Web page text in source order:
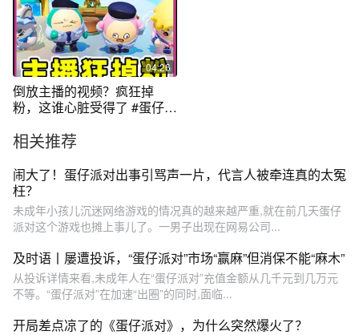
04:26
倒放主播的视频？疯狂掉
粉，这谁心脏受得了 #蛋仔派
相关推荐
闹大了！蛋仔派对出事引骂声一片，代言人被牵连真的太冤
枉？
未成年小孩儿沉迷网络游戏的情况真的越来越严重,就在前几天蛋仔
派对这个游戏也摊上事儿了。一男子出现在网易公司...
及时语丨屡遭投诉，“蛋仔派对”市场“赢麻”但消保不能“麻木”
从投诉详情来看,未成年人在“蛋仔派对”充值金额从几千元到几万元
不等。“蛋仔派对”在加速“出圈”的同时,面临...
开局差点凉了的《蛋仔派对》，为什么突然爆火了？